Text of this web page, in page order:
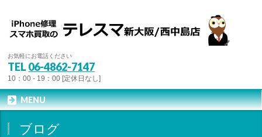
お気軽にお電話ください
TEL 06-4862-7147
10：00 - 19：00 [定休日なし]
MENU
ブログ